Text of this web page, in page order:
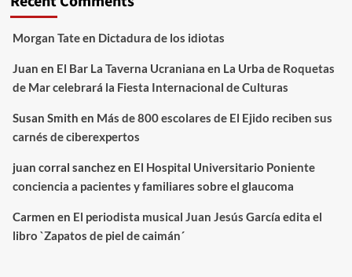
Morgan Tateen Dictadura de los idiotas
Juan en El Bar La Taverna Ucraniana en La Urba de Roquetas
de Mar celebrará la Fiesta Internacional de Culturas
Susan Smith en Más de 800 escolares de El Ejido reciben sus
carnés de ciberexpertos
juan corral sanchezen El Hospital Universitario Poniente
conciencia a pacientes y familiares sobre el glaucoma
Carmen en El periodista musical Juan Jesús García edita el
libro `Zapatos de piel de caimán´